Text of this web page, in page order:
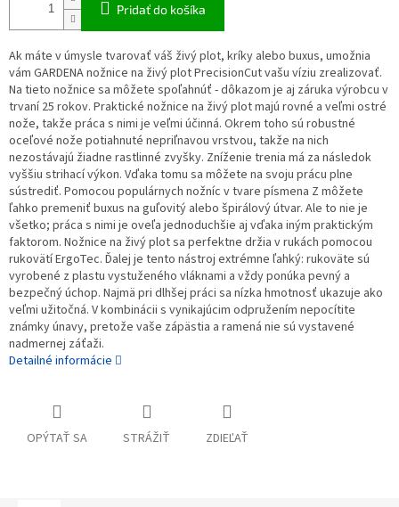
Pridať do košíka
Ak máte v úmysle tvarovať váš živý plot, kríky alebo buxus, umožnia
vám GARDENA nožnice na živý plot PrecisionCut vašu víziu zrealizovať.
Na tieto nožnice sa môžete spoľahnúť - dôkazom je aj záruka výrobcu v
trvaní 25 rokov. Praktické nožnice na živý plot majú rovné a veľmi ostré
nože, takže práca s nimi je veľmi účinná. Okrem toho sú robustné
oceľové nože potiahnuté nepriľnavou vrstvou, takže na nich
nezostávajú žiadne rastlinné zvyšky. Zníženie trenia má za následok
vyššiu strihací výkon. Vďaka tomu sa môžete na svoju prácu plne
sústrediť. Pomocou populárnych nožníc v tvare písmena Z môžete
ľahko premeniť buxus na guľovitý alebo špirálový útvar. Ale to nie je
všetko; práca s nimi je oveľa jednoduchšie aj vďaka iným praktickým
faktorom. Nožnice na živý plot sa perfektne držia v rukách pomocou
rukovätí ErgoTec. Ďalej je tento nástroj extrémne ľahký: rukoväte sú
vyrobené z plastu vystuženého vláknami a vždy ponúka pevný a
bezpečný úchop. Najmä pri dlhšej práci sa nízka hmotnosť ukazuje ako
veľmi užitočná. V kombinácii s vynikajúcim odpružením nepocítite
známky únavy, pretože vaše zápästia a ramená nie sú vystavené
nadmernej záťaži.
Detailné informácie
OPÝTAŤ SA STRÁŽIŤ ZDIEĽAŤ